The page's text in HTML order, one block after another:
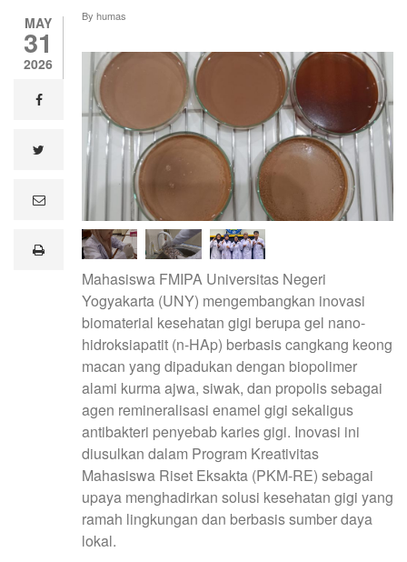
MAY
31
2026
facebook
e
lprint
By humas
Mahasiswa FMIPA Universitas Negeri
Yogyakarta (UNY) mengembangkan inovasi
biomaterial kesehatan gigi berupa gel nano-
hidroksiapatit (n-HAp) berbasis cangkang keong
macan yang dipadukan dengan biopolimer
alami kurma ajwa, siwak, dan propolis sebagai
agen remineralisasi enamel gigi sekaligus
antibakteri penyebab karies gigi. Inovasi ini
diusulkan dalam Program Kreativitas
Mahasiswa Riset Eksakta (PKM-RE) sebagai
upaya menghadirkan solusi kesehatan gigi yang
ramah lingkungan dan berbasis sumber daya
lokal.